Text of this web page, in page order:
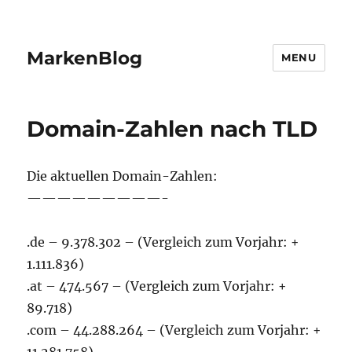
MarkenBlog MENU
Domain-Zahlen nach TLD
Die aktuellen Domain-Zahlen:
—————————-
.de – 9.378.302 – (Vergleich zum Vorjahr: +
1.111.836)
.at – 474.567 – (Vergleich zum Vorjahr: +
89.718)
.com – 44.288.264 – (Vergleich zum Vorjahr: +